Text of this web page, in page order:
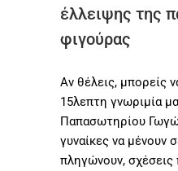
έλλειψης της
φιγούρας
Αν θέλεις, μπορείς
15λεπτη γνωριμία
Παπασωτηρίου
γυναίκες να μένουν
πληγώνουν,